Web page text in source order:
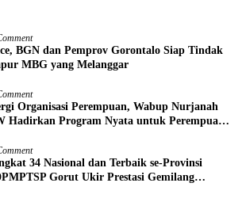
BGN dan Pemprov Gorontalo Siap Tindak
MBG yang Melanggar
Organisasi Perempuan, Wabup Nurjanah
Hadirkan Program Nyata untuk Perempuan
34 Nasional dan Terbaik se-Provinsi
Gorut Ukir Prestasi Gemilang